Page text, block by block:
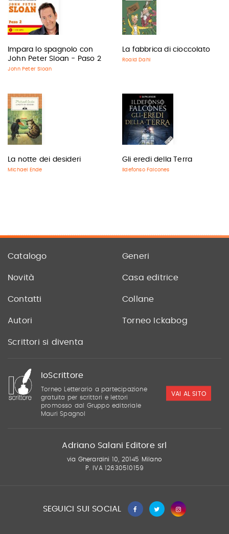
Impara lo spagnolo con
John Peter Sloan - Paso 2
John Peter Sloan
La fabbrica di cioccolato
Roald Dahl
La notte dei desideri
Michael Ende
Gli eredi della Terra
Ildefonso Falcones
Catalogo Generi
Novità Casa editrice
Contatti Collane
Autori Torneo Ickabog
Scrittori si diventa
IoScrittore
Torneo Letterario a partecipazione
gratuita per scrittori e lettori
promosso dal Gruppo editoriale
Mauri Spagnol
VAI AL SITO
Adriano Salani Editore srl
via Gherardini 10, 20145 Milano
P. IVA 12630510159
SEGUICI SUI SOCIAL